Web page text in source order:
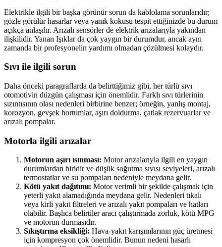
Elektrikle ilgili bir başka görünür sorun da kablolama sorunlarıdır;
gözle görülür hasarlar veya yanık kokusu tespit ettiğinizde bu durum
açıkça anlaşılır. Arızalı sensörler de elektrik arızalarıyla yakından
ilişkilidir. Yanan Işıklar da çok yaygın bir durumdur, ancak aynı
zamanda bir profesyonelin yardımı olmadan çözülmesi kolaydır.
Sıvı ile ilgili sorun
Daha önceki paragraflarda da belirttiğimiz gibi, her türlü sıvı
otomotivin düzgün çalışması için önemlidir. Farklı sıvı türlerinin
sızıntısının olası nedenleri birbirine benzer; örneğin, yanlış montaj,
korozyon, gevşek hortumlar, aşırı doldurma, çatlak rezervuarlar ve
arızalı pompalar.
Motorla ilgili arızalar
Motorun aşırı ısınması: Motor arızalarıyla ilgili en yaygın
durumlardan biridir ve düşük soğutma sıvısı seviyeleri, arızalı
termostatlar ve su pompaları nedeniyle meydana gelir.
Kötü yakıt dağıtımı: Motor verimli bir şekilde çalışmak için
yeterli yakıt alamadığında meydana gelir. Nedenleri tıkalı
veya kirli yakıt filtreleri ve arızalı yakıt pompaları ve hatları
olabilir. Başlıca belirtiler aracı çalıştırmada zorluk, kötü MPG
ve motorun durmasıdır.
Sıkıştırma eksikliği: Hava-yakıt karışımlarının güç üretmesi
için kompresyon çok önemlidir. Bunun nedeni hasarlı